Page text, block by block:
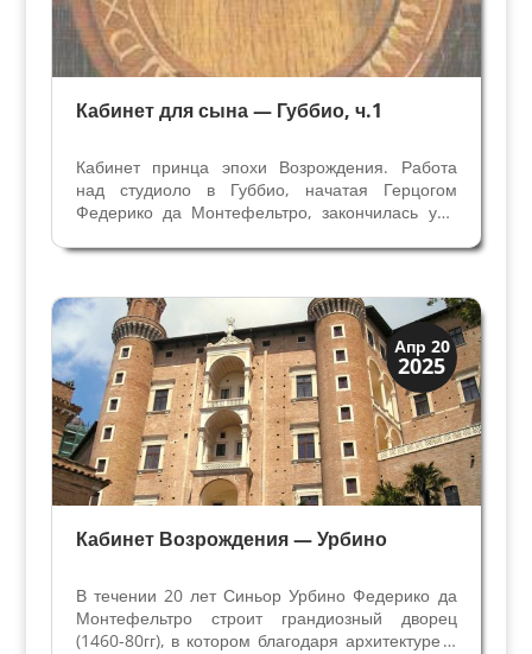
Кабинет для сына — Губбио, ч.1
Кабинет принца эпохи Возрождения. Работа
над студиоло в Губбио, начатая Герцогом
Федерико да Монтефельтро, закончилась уже
регентством Оттавиано Убальдини делла
после 8 дочерей) стал...
Апр 20
2025
Искусство
Коллекции знати
Кабинет Возрождения — Урбино
В течении 20 лет Синьор Урбино Федерико да
Монтефельтро строит грандиозный дворец
(1460-80гг), в котором благодаря архитектуре и